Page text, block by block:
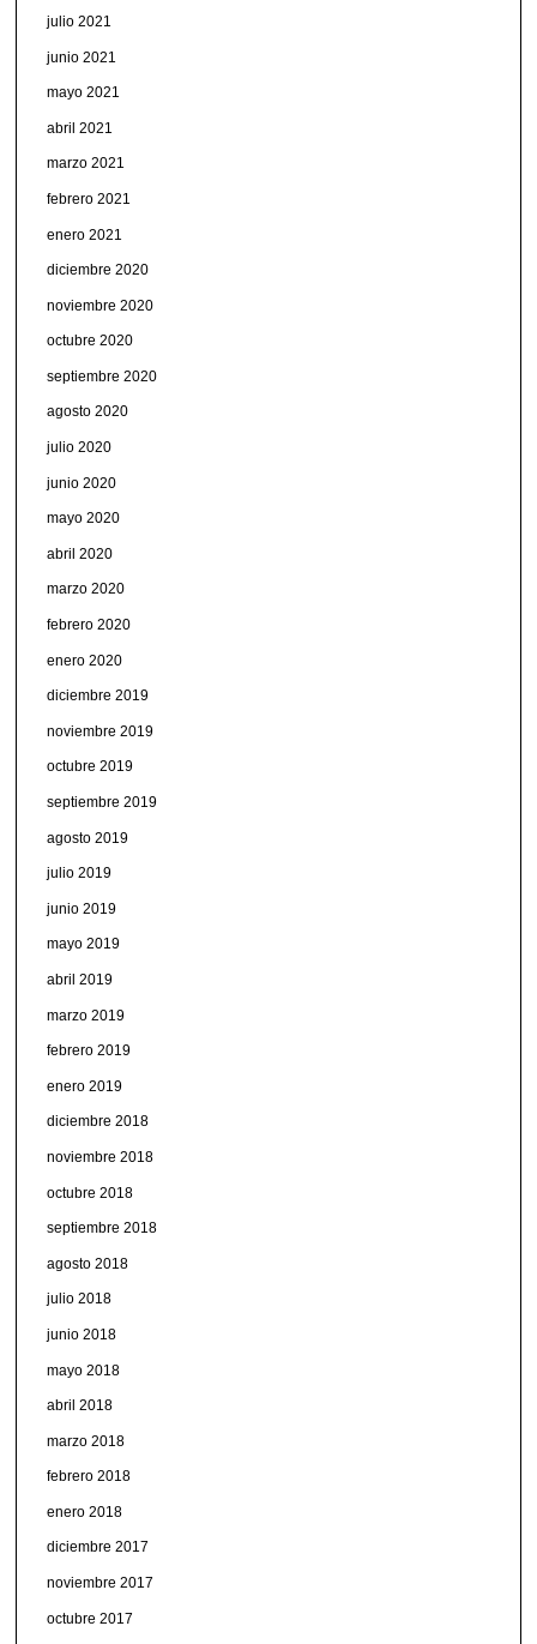
julio 2021
junio 2021
mayo 2021
abril 2021
marzo 2021
febrero 2021
enero 2021
diciembre 2020
noviembre 2020
octubre 2020
septiembre 2020
agosto 2020
julio 2020
junio 2020
mayo 2020
abril 2020
marzo 2020
febrero 2020
enero 2020
diciembre 2019
noviembre 2019
octubre 2019
septiembre 2019
agosto 2019
julio 2019
junio 2019
mayo 2019
abril 2019
marzo 2019
febrero 2019
enero 2019
diciembre 2018
noviembre 2018
octubre 2018
septiembre 2018
agosto 2018
julio 2018
junio 2018
mayo 2018
abril 2018
marzo 2018
febrero 2018
enero 2018
diciembre 2017
noviembre 2017
octubre 2017